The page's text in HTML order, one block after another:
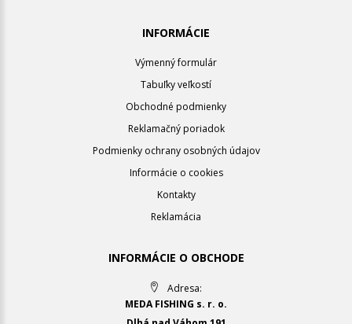
INFORMÁCIE
Výmenný formulár
Tabuľky veľkostí
Obchodné podmienky
Reklamačný poriadok
Podmienky ochrany osobných údajov
Informácie o cookies
Kontakty
Reklamácia
INFORMÁCIE O OBCHODE
Adresa:
MEDA FISHING s. r. o.